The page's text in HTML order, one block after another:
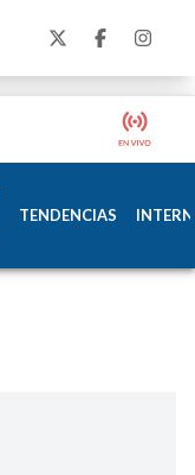
TENDENCIAS